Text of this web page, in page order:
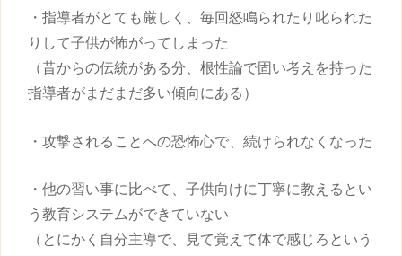
・指導者がとても厳しく、毎回怒鳴られたり叱られた
りして子供が怖がってしまった
（昔からの伝統がある分、根性論で固い考えを持った
指導者がまだまだ多い傾向にある）
・攻撃されることへの恐怖心で、続けられなくなった
・他の習い事に比べて、 子供向けに丁寧に教えるとい
う教育システムができていない
（とにかく自分主導で、見て覚えて体で感じろという